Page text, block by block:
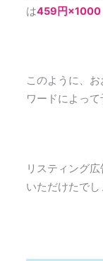
は459円
このように、
ワードによって
リスティング
いただけたでし